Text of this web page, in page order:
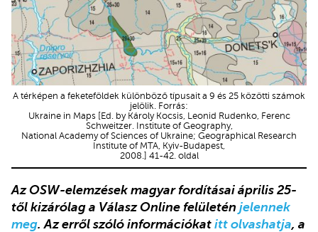
A térképen a feketeföldek különböző típusait a 9 és 25 közötti számok
jelölik. Forrás:
Ukraine in Maps [Ed. by Károly Kocsis, Leonid Rudenko, Ferenc
Schweitzer. Institute of Geography,
National Academy of Sciences of Ukraine; Geographical Research
Institute of MTA, Kyiv-Budapest,
2008.] 41-42. oldal
Az OSW-elemzések magyar fordításai április 25-
től kizárólag a Válasz Online felületén jelennek
meg. Az erről szóló információkat itt olvashatja, a